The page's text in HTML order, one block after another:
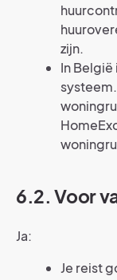
zijn.
In
6.2. Voor
Ja:
Je reist